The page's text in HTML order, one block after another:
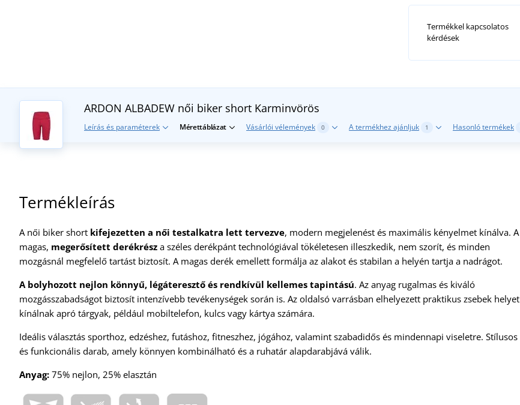
Termékkel kapcsolatos
kérdések
ARDON ALBADEW női biker short Karminvörös
Leírás és paraméterek Mérettáblázat Vásárlói vélemények 0 A termékhez ajánljuk 1 Hasonló termékek
Termékleírás
A női biker short kifejezetten a női testalkatra lett tervezve, modern megjelenést és maximális kényelmet kínálva. A
magas, megerősített derékrész a széles derékpánt technológiával tökéletesen illeszkedik, nem szorít, és minden
mozgásnál megfelelő tartást biztosít. A magas derék emellett formálja az alakot és stabilan a helyén tartja a nadrágot.
A bolyhozott nejlon könnyű, légáteresztő és rendkívül kellemes tapintású. Az anyag rugalmas és kiváló
mozgásszabadságot biztosít intenzívebb tevékenységek során is. Az oldalsó varrásban elhelyezett praktikus zsebek helyet
kínálnak apró tárgyak, például mobiltelefon, kulcs vagy kártya számára.
Ideális választás sporthoz, edzéshez, futáshoz, fitneszhez, jógához, valamint szabadidős és mindennapi viseletre. Stílusos
és funkcionális darab, amely könnyen kombinálható és a ruhatár alapdarabjává válik.
Anyag: 75% nejlon, 25% elasztán